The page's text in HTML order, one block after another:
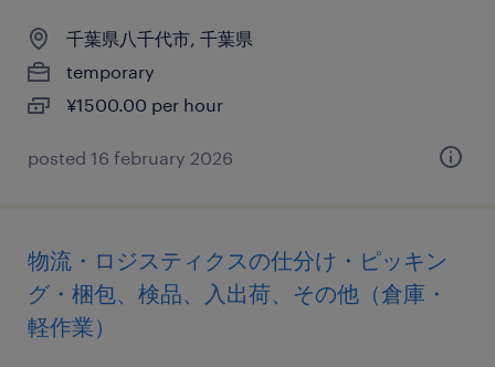
千葉県八千代市, 千葉県
temporary
¥1500.00 per hour
posted 16 february 2026
物流・ロジスティクスの仕分け・ピッキン
グ・梱包、検品、入出荷、その他（倉庫・
軽作業）